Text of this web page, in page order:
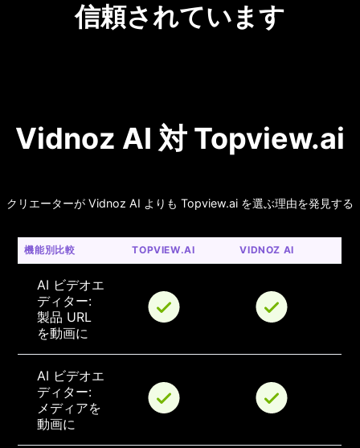
信頼されています
Vidnoz AI 対 Topview.ai
クリエーターが Vidnoz AI よりも Topview.ai を選ぶ理由を発見する
機能別比較 TOPVIEW.AI VIDNOZ AI
AI ビデオエ
ディター:
製品 URL
を動画に
AI ビデオエ
ディター:
メディアを
動画に